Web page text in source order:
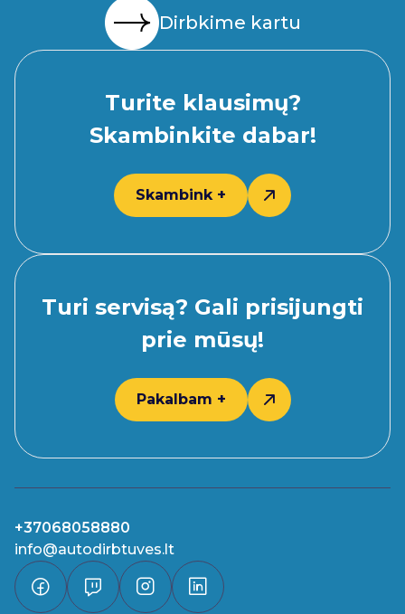
Dirbkime kartu
Turite klausimų?
Skambinkite dabar!
Skambink +
Turi servisą? Gali prisijungti
prie mūsų!
Pakalbam +
+37068058880
info@autodirbtuves.lt